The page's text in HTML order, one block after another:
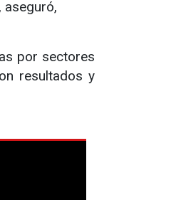
aseguró,
por sectores
resultados y